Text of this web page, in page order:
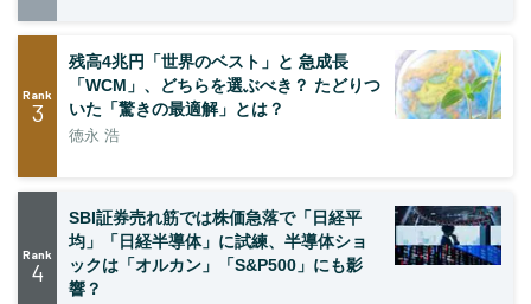
Rank
3
残高4兆円「世界のベスト」と 急成長
「WCM」、どちらを選ぶべき？ たどりつ
いた「驚きの最適解」とは？
徳永 浩
Rank
4
SBI証券売れ筋では株価急落で「日経平
均」「日経半導体」に試練、半導体ショ
ックは「オルカン」「S&P500」にも影
響？